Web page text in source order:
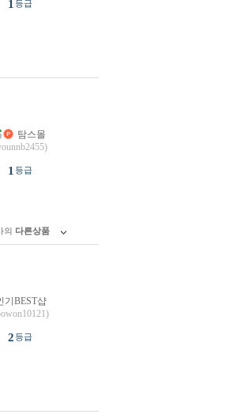
1 등급
탐스몰
1 등급
의 다른상품
기BEST샵
2등급